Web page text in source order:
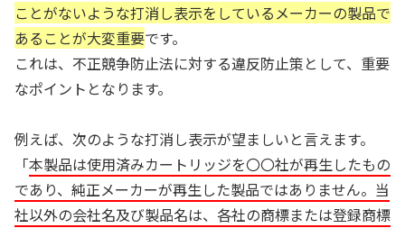
ことがないような打消し表示をしているメーカーの製品で
あることが大変重要です。
これは、不正競争防止法に対する違反防止策として、重要
なポイントとなります。
例えば、次のような打消し表示が望ましいと言えます。
「本製品は使用済みカートリッジを〇〇社が再生したもの
であり、純正メーカーが再生した製品ではありません。当
社以外の会社名及び製品名は、各社の商標または登録商標